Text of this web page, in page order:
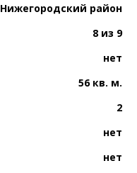
Нижегородский район
8 из 9
нет
56 кв. м.
2
нет
нет